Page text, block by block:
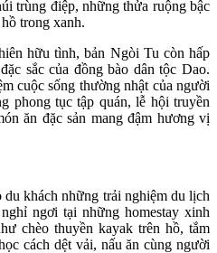
trùng điệp, những thửa ruộng bậc
trong xanh.
hữu tình, bản Ngòi Tu còn hấp
sắc của đồng bào dân tộc Dao.
cuộc sống thường nhật của người
phong tục tập quán, lễ hội truyền
ăn đặc sản mang đậm hương vị
khách những trải nghiệm du lịch
ngơi tại những homestay xinh
chèo thuyền kayak trên hồ, tắm
cách dệt vải, nấu ăn cùng người